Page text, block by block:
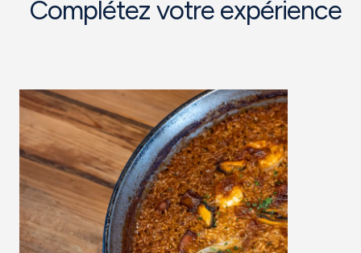
Complétez votre expérience